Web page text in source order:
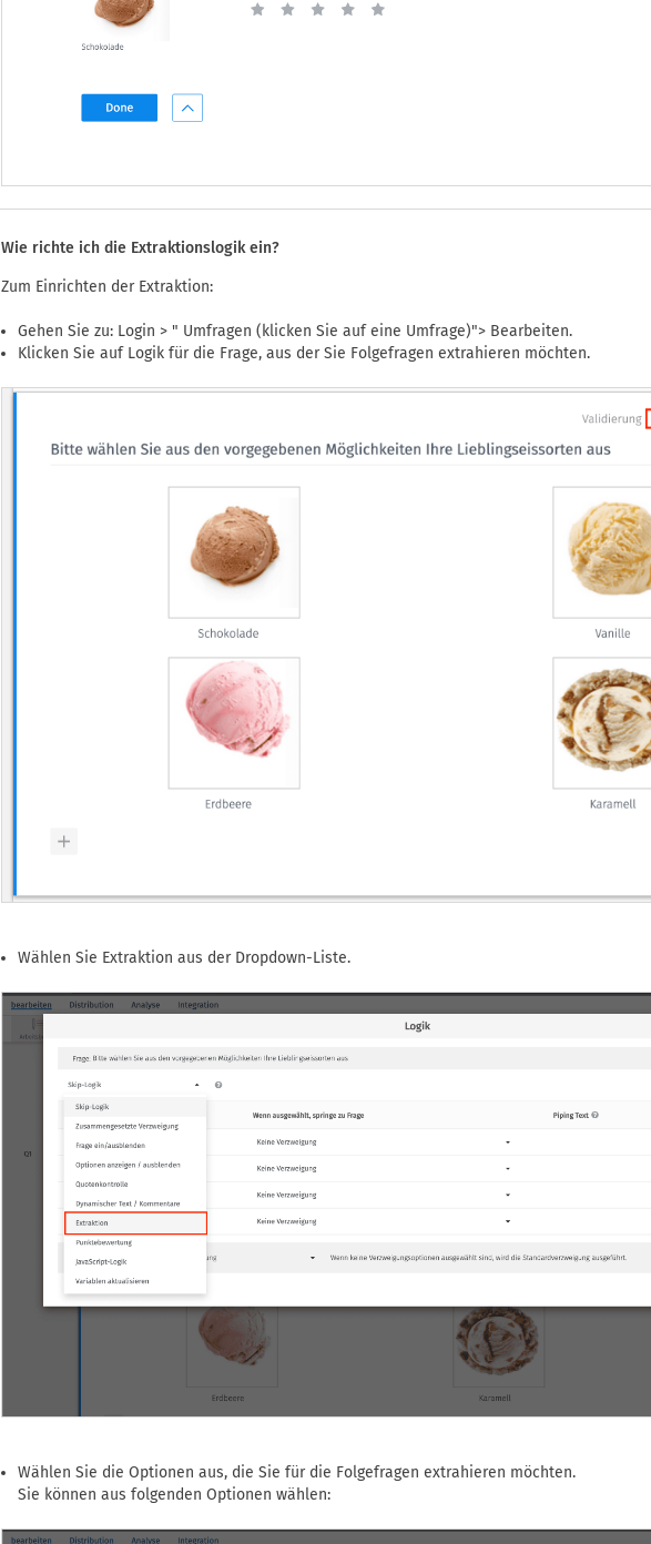
Wie richte ich die Extraktionslogik ein?
Zum Einrichten der Extraktion:
Gehen Sie zu: Login > " Umfragen (klicken Sie auf eine Umfrage)"> Bearbeiten.
Klicken Sie auf Logik für die Frage, aus der Sie Folgefragen extrahieren möchten.
Wählen Sie Extraktion aus der Dropdown-Liste.
Wählen Sie die Optionen aus, die Sie für die Folgefragen extrahieren möchten.
Sie können aus folgenden Optionen wählen: